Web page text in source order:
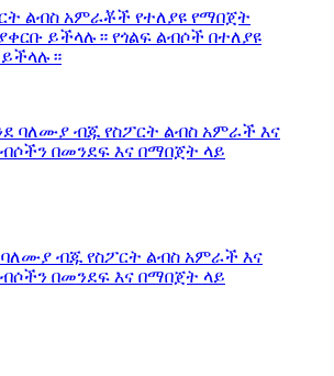
ልብስ አምራቾች የተለያዩ የማበጀት
ይችላሉ። የጎልፍ ልብሶች በተለያዩ
ባለሙያ ብጁ የስፖርት ልብስ አምራች እና
በመንደፍ እና በማበጀት ላይ